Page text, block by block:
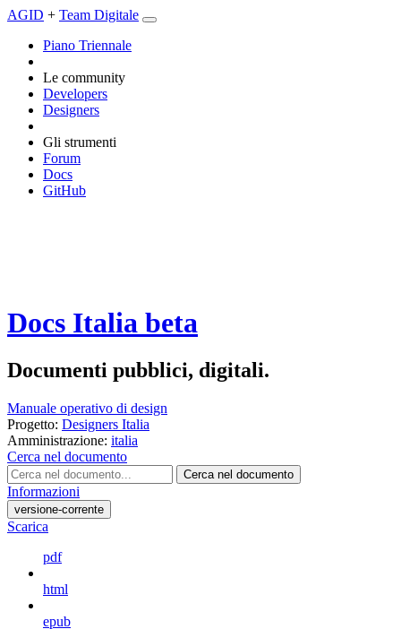
AGID + Team Digitale
Piano Triennale
Le community
Developers
Designers
Gli strumenti
Forum
Docs
GitHub
Docs Italia beta
Documenti pubblici, digitali.
Manuale operativo di design
Progetto: Designers Italia
Amministrazione: italia
Cerca nel documento
Cerca nel documento
Informazioni
versione-corrente
Scarica
pdf
html
epub